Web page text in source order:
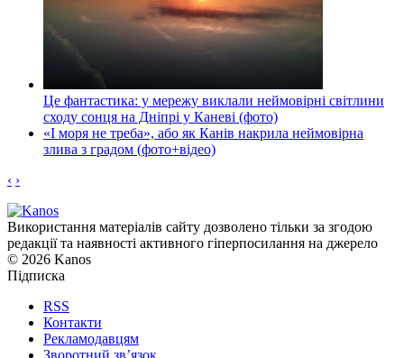
Це фантастика: у мережу виклали неймовірні світлини
сходу сонця на Дніпрі у Каневі (фото)
«І моря не треба», або як Канів накрила неймовірна
злива з градом (фото+відео)
‹ ›
Використання матеріалів сайту дозволено тільки за згодою
редакції та наявності активного гіперпосилання на джерело
© 2026 Kanos
Підписка
RSS
Контакти
Рекламодавцям